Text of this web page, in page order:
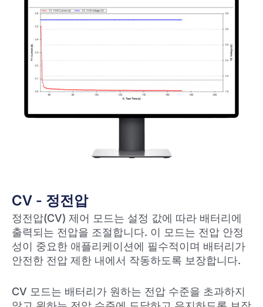
CV - 정전압
정전압(CV) 제어 모드는 설정 값에 따라 배터리에
출력되는 전압을 조절합니다. 이 모드는 전압 안정
성이 중요한 애플리케이션에 필수적이며 배터리가
안전한 전압 제한 내에서 작동하도록 보장합니다.
CV 모드는 배터리가 원하는 전압 수준을 초과하지